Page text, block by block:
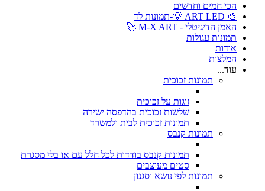
הכי חמים וחדשים
🎨 ART LED 💡-תמונות לד
האמן הדיגיטלי - M-X ART 🚀
תמונות עגולות
אודות
המלצות
עוד...
תמונות זכוכית
זוגות על זכוכית
שלשות זכוכית בהדפסה ישירה
תמונות זכוכית לבית ולמשרד
תמונות קנבס
תמונות קנבס בודדות לכל חלל עם או בלי מסגרת
סטים מעוצבים
תמונות לפי נושא וסגנון